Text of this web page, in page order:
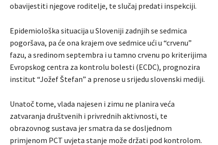
obavijestiti njegove roditelje, te slučaj predati inspekciji.
Epidemiološka situacija u Sloveniji zadnjih se sedmica
pogoršava, pa će ona krajem ove sedmice ući u “crvenu”
fazu, a sredinom septembra i u tamno crvenu po kriterijima
Evropskog centra za kontrolu bolesti (ECDC), prognozira
institut “Jožef Štefan” a prenose u srijedu slovenski mediji.
Unatoč tome, vlada najesen i zimu ne planira veća
zatvaranja društvenih i privrednih aktivnosti, te
obrazovnog sustava jer smatra da se dosljednom
primjenom PCT uvjeta stanje može držati pod kontrolom.